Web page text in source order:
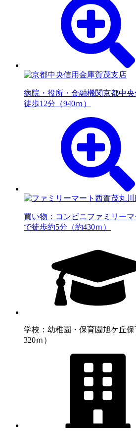
病院・役所・金融機関京都中
徒歩12分（940ｍ）
買い物：コンビニファミリー
で徒歩約5分（約430ｍ）
学校：幼稚園・保育園 旭ケ丘
320ｍ）